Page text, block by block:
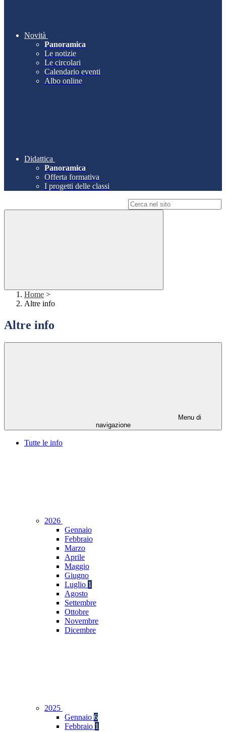
Novità
Panoramica
Le notizie
Le circolari
Calendario eventi
Albo online
Didattica
Panoramica
Offerta formativa
I progetti delle classi
Home >
Altre info
Altre info
Menu di
navigazione
Tutte le info
2026
Gennaio
Febbraio
Marzo
Aprile
Maggio
Giugno
Luglio 1
Agosto
Settembre
Ottobre
Novembre
Dicembre
2025
Gennaio 6
Febbraio 1